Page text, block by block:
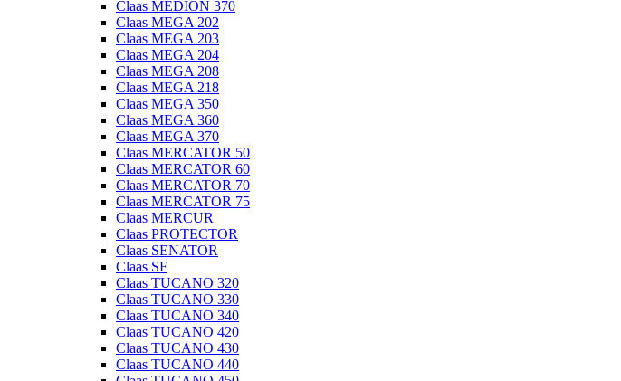
Claas MEDION 370
Claas MEGA 202
Claas MEGA 203
Claas MEGA 204
Claas MEGA 208
Claas MEGA 218
Claas MEGA 350
Claas MEGA 360
Claas MEGA 370
Claas MERCATOR 50
Claas MERCATOR 60
Claas MERCATOR 70
Claas MERCATOR 75
Claas MERCUR
Claas PROTECTOR
Claas SENATOR
Claas SF
Claas TUCANO 320
Claas TUCANO 330
Claas TUCANO 340
Claas TUCANO 420
Claas TUCANO 430
Claas TUCANO 440